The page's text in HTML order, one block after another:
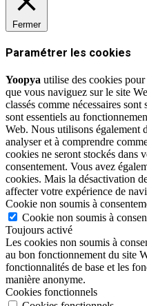
Fermer
Paramétrer les cookies
Yoopya utilise des cookies
que vous naviguez sur le site
classés comme nécessaires
sont essentiels au
Web. Nous utilisons également
analyser et à comprendre
cookies ne seront stockés dans
consentement. Vous avez
cookies. Mais la désactivation
affecter votre expérience de
Cookie non soumis à
Cookie non soumis à
Toujours activé
Les cookies non soumis à
au bon fonctionnement du site
fonctionnalités de base et les
manière anonyme.
Cookies fonctionnels